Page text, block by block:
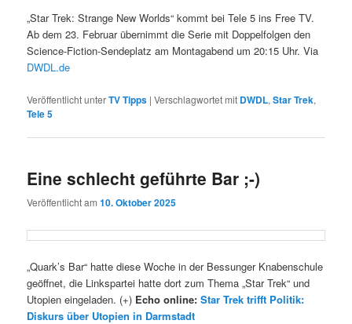
„Star Trek: Strange New Worlds“ kommt bei Tele 5 ins Free TV.
Ab dem 23. Februar übernimmt die Serie mit Doppelfolgen den
Science-Fiction-Sendeplatz am Montagabend um 20:15 Uhr. Via
DWDL.de
Veröffentlicht unterTV Tipps |Verschlagwortet mit DWDL,Star Trek,
Tele 5
Eine schlecht geführte Bar ;-)
Veröffentlicht am10. Oktober 2025
„Quark’s Bar“ hatte diese Woche in der Bessunger Knabenschule
geöffnet, die Linkspartei hatte dort zum Thema „Star Trek“ und
Utopien eingeladen. (+) Echo online:Star Trek trifft Politik:
Diskurs über Utopien in Darmstadt